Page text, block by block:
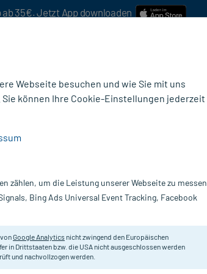
ab 35€. Jetzt App downloaden
auf die Haut
Webseite besuchen und wie Sie mit uns
können Ihre Cookie-Einstellungen jederzeit
zählen, um die Leistung unserer Webseite zu messen
Bing Ads Universal Event Tracking, Facebook
Google Analytics nicht zwingend den Europäischen
in Drittstaaten bzw. die USA nicht ausgeschlossen werden
und nachvollzogen werden.